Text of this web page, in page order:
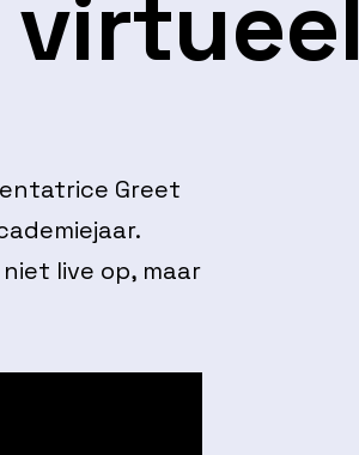
Greet
live op, maar